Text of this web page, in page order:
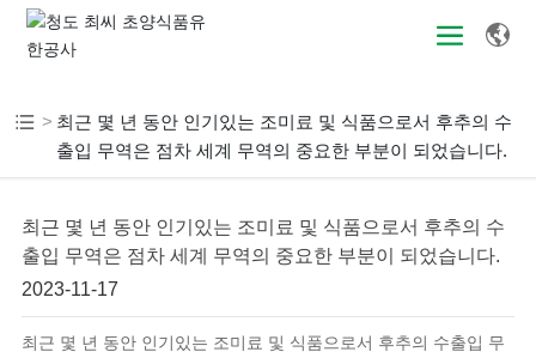
최근 몇 년 동안 인기있는 조미료 및 식품으로서 후추의 수
출입 무역은 점차 세계 무역의 중요한 부분이 되었습니다.
최근 몇 년 동안 인기있는 조미료 및 식품으로서 후추의 수
출입 무역은 점차 세계 무역의 중요한 부분이 되었습니다.
2023-11-17
최근 몇 년 동안 인기있는 조미료 및 식품으로서 후추의 수출입 무